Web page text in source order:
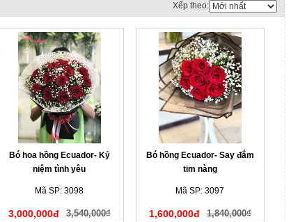
Xếp theo:
Bó hoa hồng Ecuador- Kỷ
niệm tình yêu
Mã SP: 3098
3,000,000đ 3,540,000₫
Bó hồng Ecuador- Say đắm
tim nàng
Mã SP: 3097
1,600,000đ 1,840,000₫